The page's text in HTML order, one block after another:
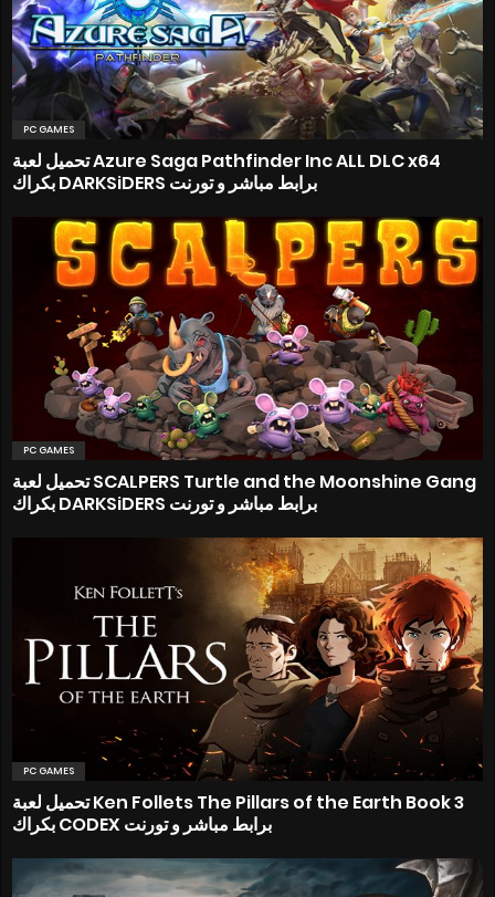
PC GAMES
تحميل لعبة Azure Saga Pathfinder Inc ALL DLC x64
بكراك DARKSiDERS برابط مباشر و تورنت
PC GAMES
تحميل لعبة SCALPERS Turtle and the Moonshine Gang
بكراك DARKSiDERS برابط مباشر و تورنت
PC GAMES
تحميل لعبة Ken Follets The Pillars of the Earth Book 3
بكراك CODEX برابط مباشر و تورنت